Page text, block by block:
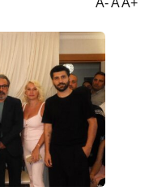
A- A A+